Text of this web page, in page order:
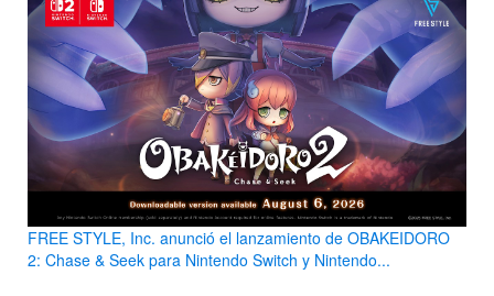
FREE STYLE, Inc. anunció el lanzamiento de OBAKEIDORO
2: Chase & Seek para Nintendo Switch y Nintendo...